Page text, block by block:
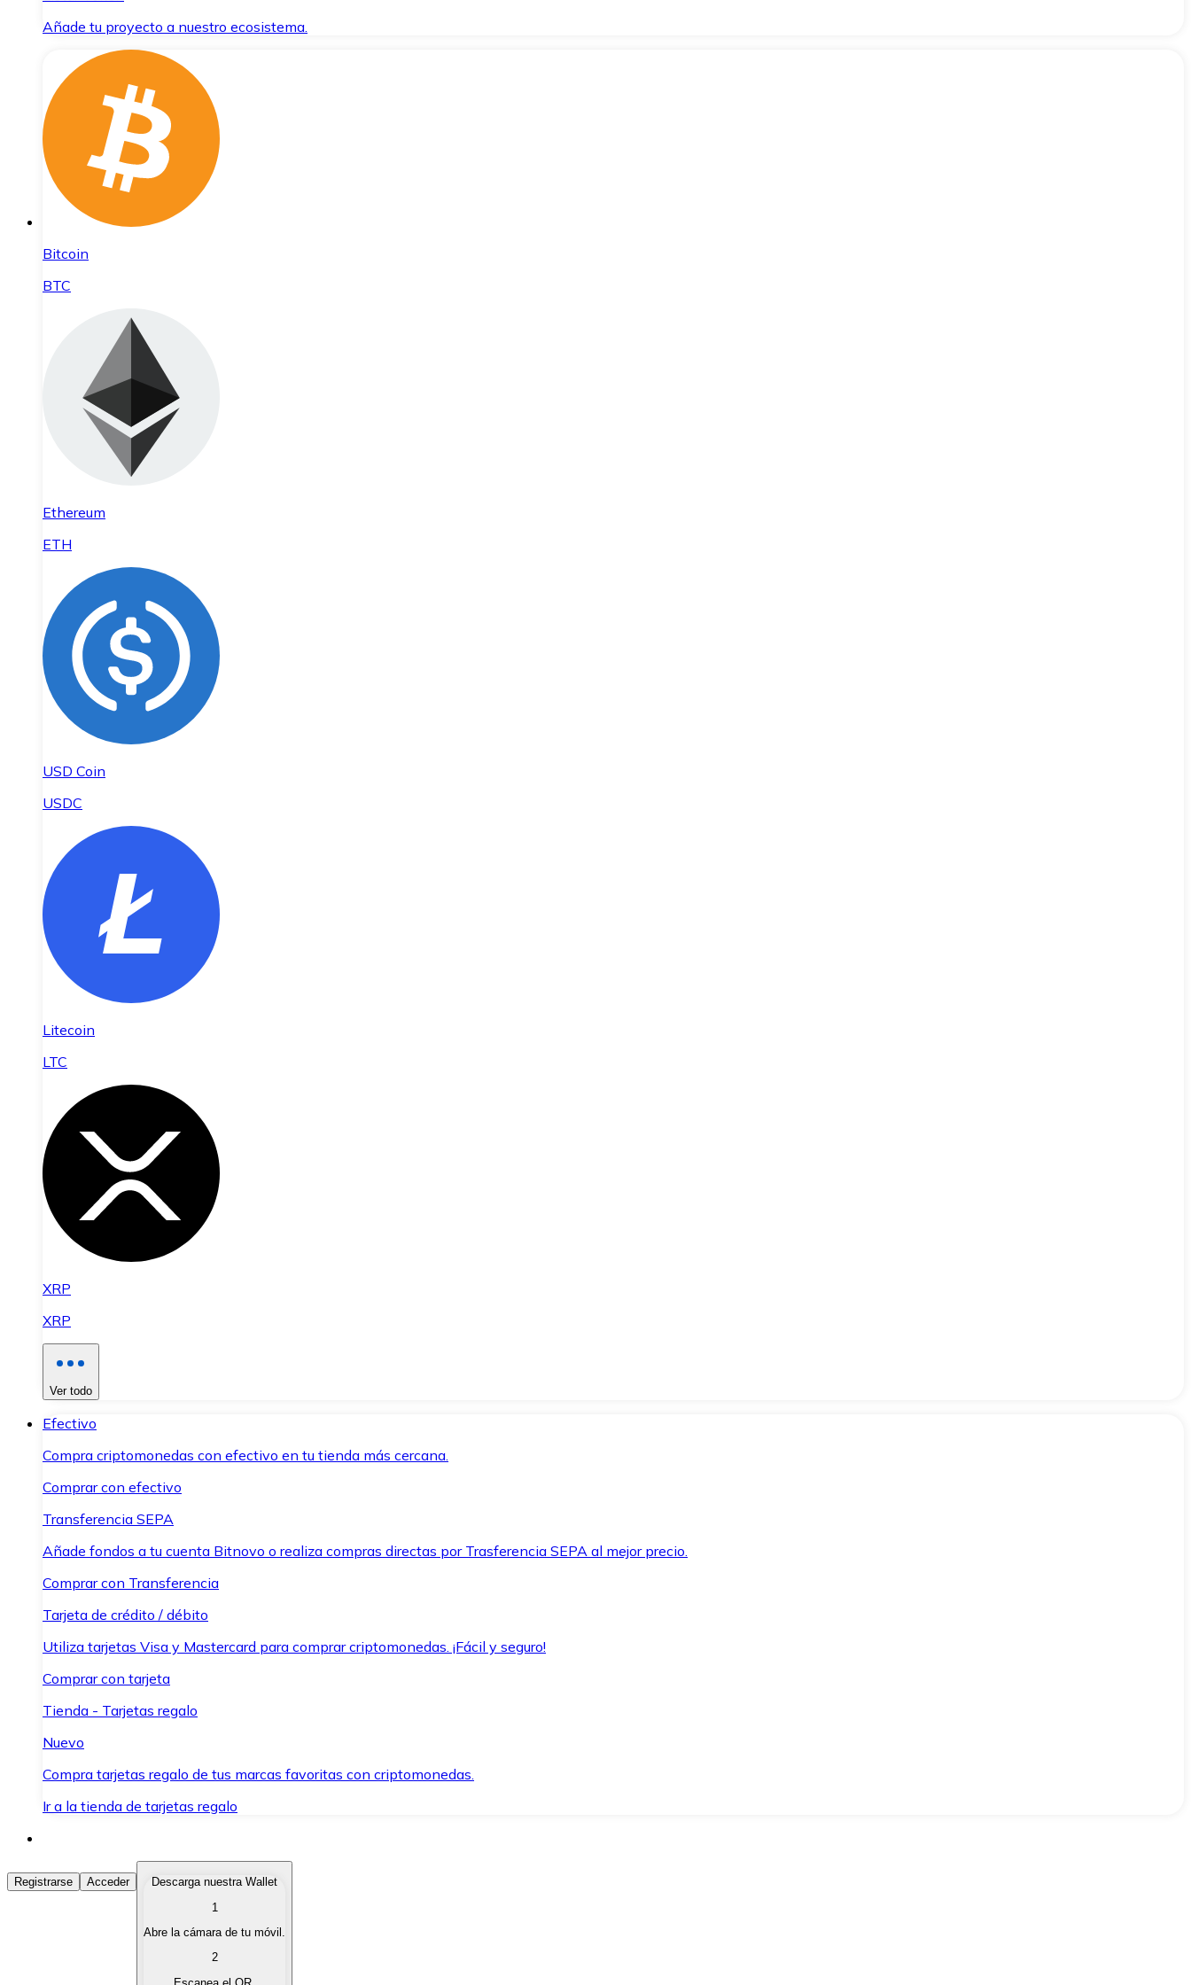
Añade tu proyecto a nuestro ecosistema.
Bitcoin
BTC
Ethereum
ETH
USD Coin
USDC
Litecoin
LTC
XRP
XRP
Ver todo
Efectivo
Compra criptomonedas con efectivo en tu tienda más cercana.
Comprar con efectivo
Transferencia SEPA
Añade fondos a tu cuenta Bitnovo o realiza compras directas por Trasferencia SEPA al mejor precio.
Comprar con Transferencia
Tarjeta de crédito / débito
Utiliza tarjetas Visa y Mastercard para comprar criptomonedas. ¡Fácil y seguro!
Comprar con tarjeta
Tienda - Tarjetas regalo
Nuevo
Compra tarjetas regalo de tus marcas favoritas con criptomonedas.
Ir a la tienda de tarjetas regalo
Comprar Criptomonedas
Compra criptomonedas con diferentes métodos de pago.
Vende tus criptomonedas de forma rápida y segura.
Registrarse Acceder
Descarga nuestra Wallet
1
Abre la cámara de tu móvil.
2